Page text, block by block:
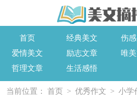
首页 经典美文 伤
爱情美文
励志文章 唯
哲理文章
生活感悟
当前位置： 首页 > 优秀作文 > 小学